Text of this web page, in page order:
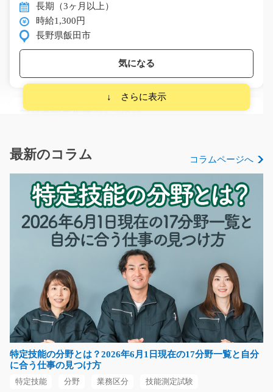
長期（3ヶ月以上）
時給1,300円
長野県飯田市
気になる
部品の梱包作業/i01_01313
消火器・計測器・ポンプなどに使われる金属部品の製造
長期（3ヶ月以上）
時給1,300円
三重県伊賀市
気になる
プラスチックシートの検査(冷暖房完備)/t03_0003
急募
☆大募集☆人気の座り作業♪モクモク作業が好きな方必見
♪プラスチック製シー…
長期（3ヶ月以上）
時給1100円
熊本県玉名市
最新のコラム コラムページへ
特定技能の分野とは？2026年6月1日現在の17分野一覧と自分
に合う仕事の見つけ方
特定技能 分野 業務区分 技能測定試験